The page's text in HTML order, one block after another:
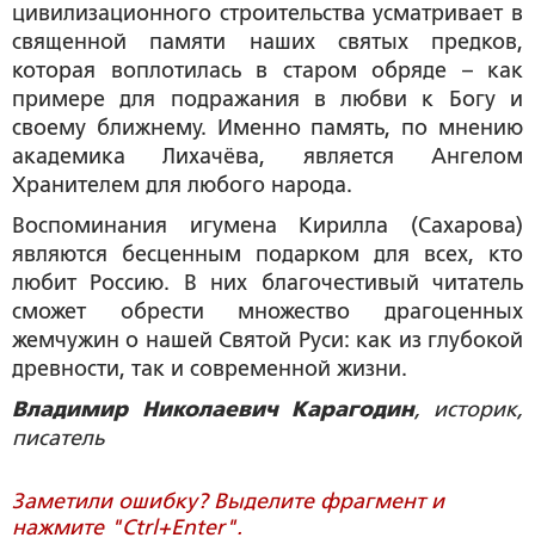
цивилизационного строительства усматривает в
священной памяти наших святых предков,
которая воплотилась в старом обряде – как
примере для подражания в любви к Богу и
своему ближнему. Именно память, по мнению
академика Лихачёва, является Ангелом
Хранителем для любого народа.
Воспоминания игумена Кирилла (Сахарова)
являются бесценным подарком для всех, кто
любит Россию. В них благочестивый читатель
сможет обрести множество драгоценных
жемчужин о нашей Святой Руси: как из глубокой
древности, так и современной жизни.
Владимир Николаевич Карагодин, историк,
писатель
Заметили ошибку? Выделите фрагмент и
нажмите "Ctrl+Enter".